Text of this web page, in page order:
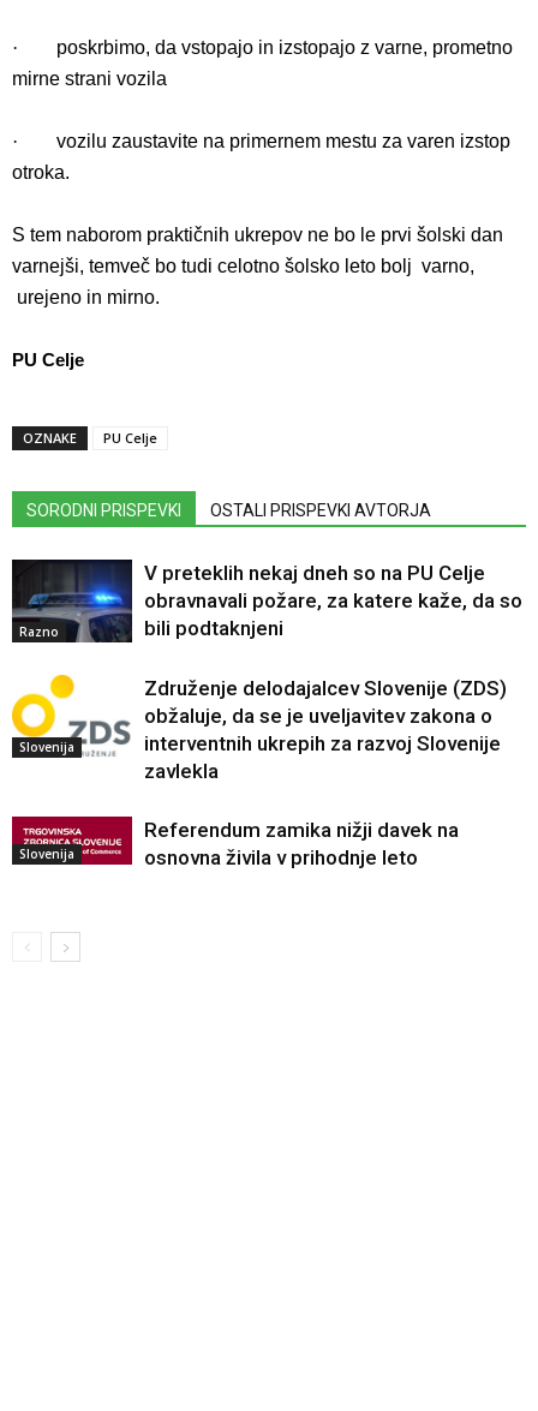
· poskrbimo, da vstopajo in izstopajo z varne, prometno
mirne strani vozila
· vozilu zaustavite na primernem mestu za varen izstop
otroka.
S tem naborom praktičnih ukrepov ne bo le prvi šolski dan
varnejši, temveč bo tudi celotno šolsko leto bolj varno,
urejeno in mirno.
PU Celje
OZNAKE PU Celje
SORODNI PRISPEVKI OSTALI PRISPEVKI AVTORJA
Razno
V preteklih nekaj dneh so na PU Celje
obravnavali požare, za katere kaže, da so
bili podtaknjeni
Slovenija
Združenje delodajalcev Slovenije (ZDS)
obžaluje, da se je uveljavitev zakona o
interventnih ukrepih za razvoj Slovenije
zavlekla
Slovenija
Referendum zamika nižji davek na
osnovna živila v prihodnje leto